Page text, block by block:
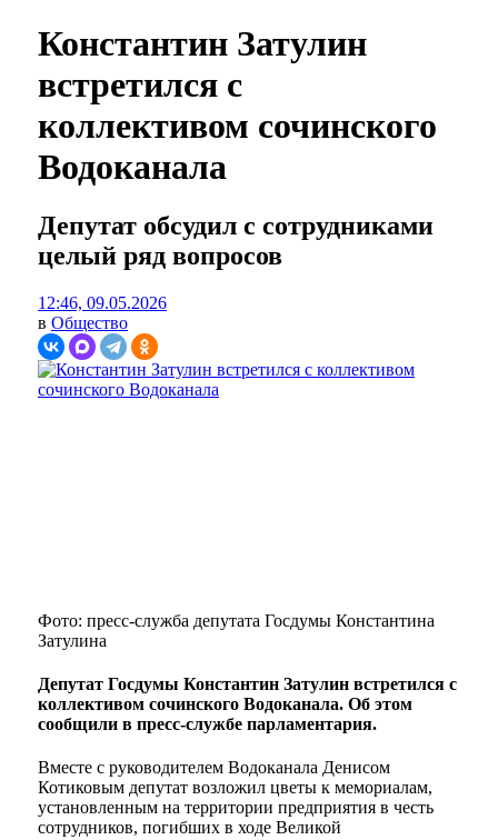
Константин Затулин
встретился с
коллективом сочинского
Водоканала
Депутат обсудил с сотрудниками
целый ряд вопросов
12:46, 09.05.2026
в Общество
Фото: пресс-служба депутата Госдумы Константина
Затулина
Депутат Госдумы Константин Затулин встретился с
коллективом сочинского Водоканала. Об этом
сообщили в пресс-службе парламентария.
Вместе с руководителем Водоканала Денисом
Котиковым депутат возложил цветы к мемориалам,
установленным на территории предприятия в честь
сотрудников, погибших в ходе Великой